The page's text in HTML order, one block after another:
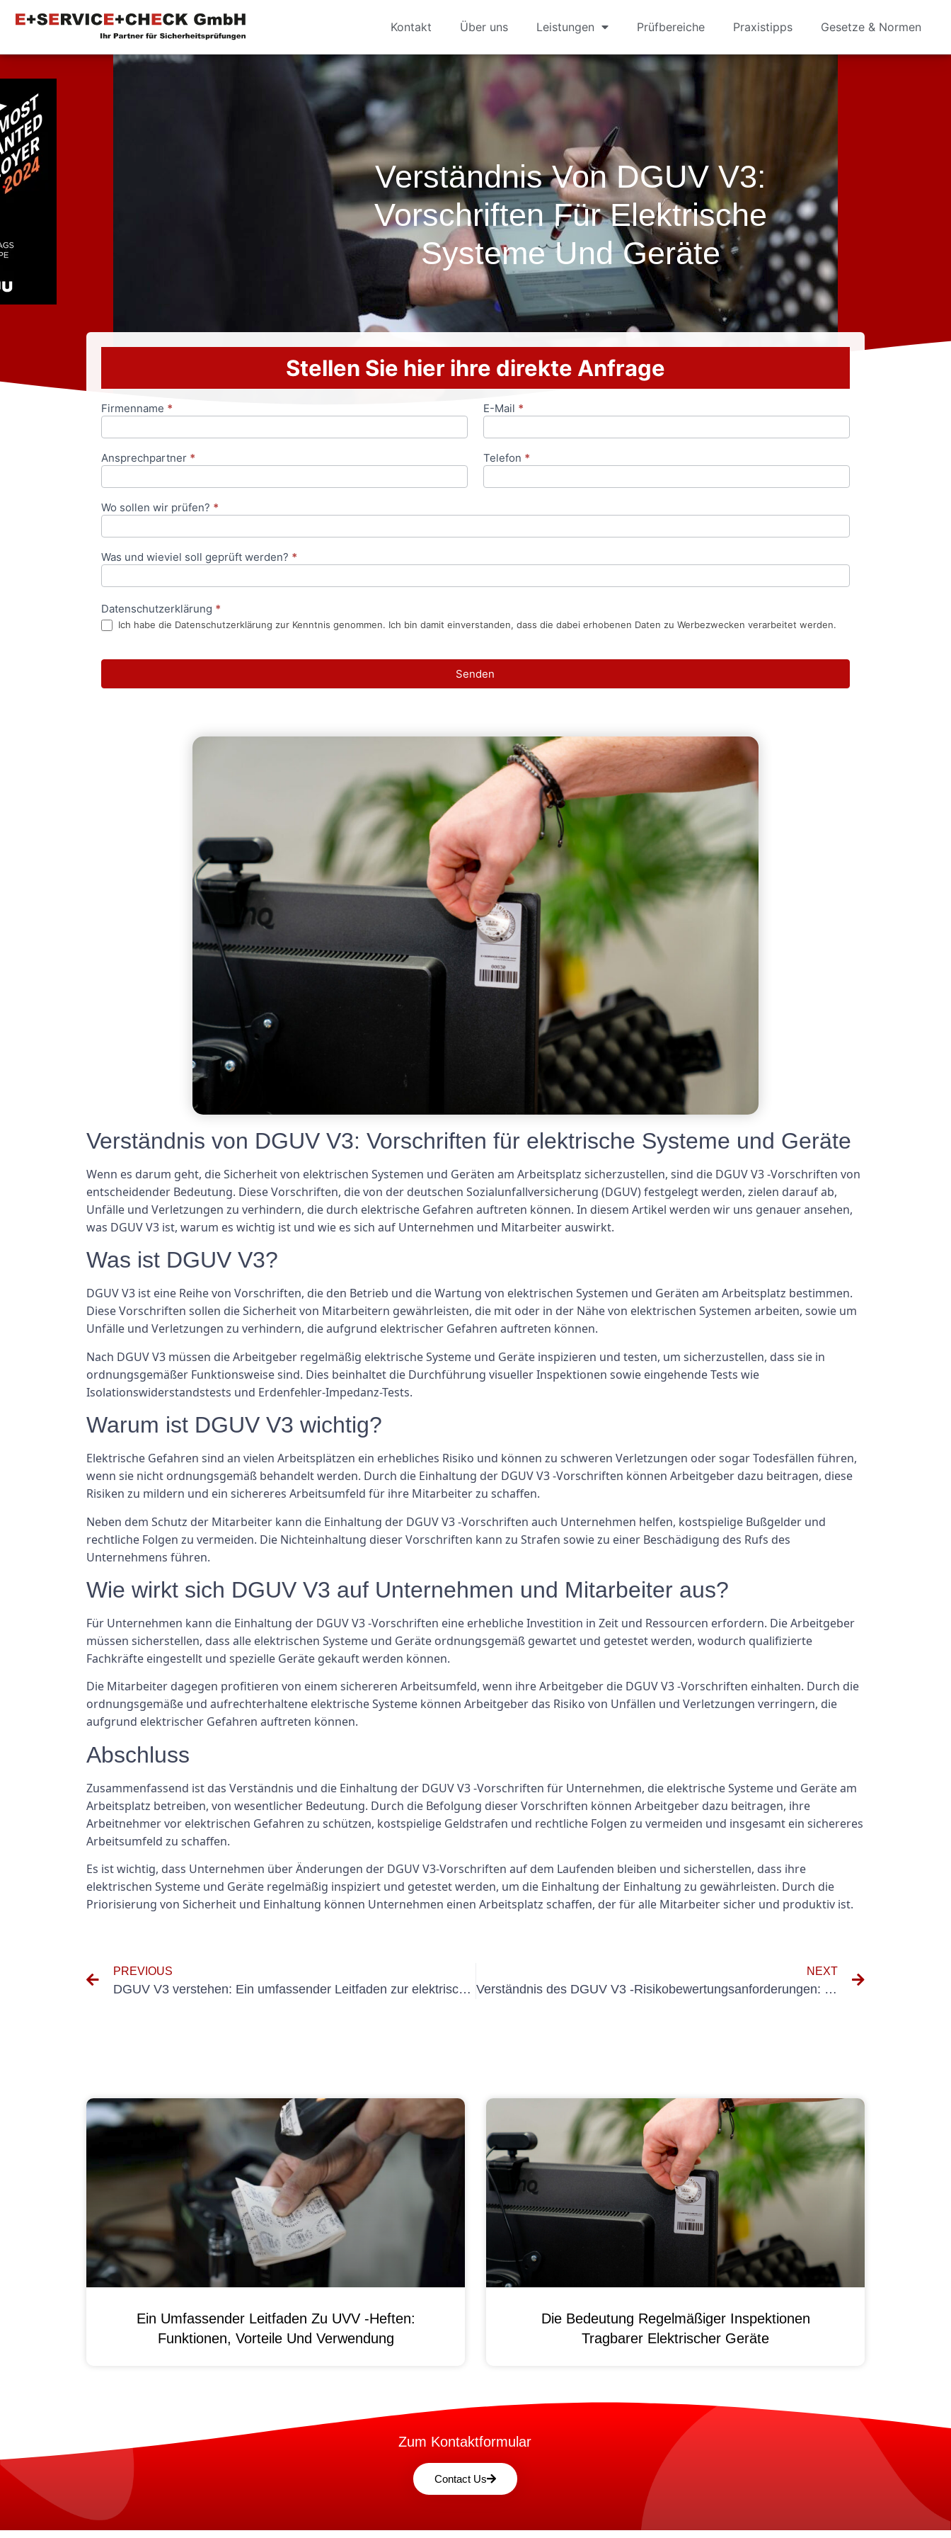
Kontakt Über uns Leistungen Prüfbereiche Praxistipps Gesetze & Normen
Verständnis Von DGUV V3:
Vorschriften Für Elektrische
Systeme Und Geräte
Stellen Sie hier ihre direkte Anfrage
Anfrageformular
Firmenname * E-Mail *
Ansprechpartner * Telefon *
Wo sollen wir prüfen? *
Was und wieviel soll geprüft werden? *
Datenschutzerklärung *
Ich habe die Datenschutzerklärung zur Kenntnis genommen. Ich bin damit einverstanden, dass die dabei erhobenen Daten zu Werbezwecken verarbeitet werden.
Senden
Verständnis von DGUV V3: Vorschriften für elektrische Systeme und Geräte
Wenn es darum geht, die Sicherheit von elektrischen Systemen und Geräten am Arbeitsplatz sicherzustellen, sind die DGUV V3 -Vorschriften von
entscheidender Bedeutung. Diese Vorschriften, die von der deutschen Sozialunfallversicherung (DGUV) festgelegt werden, zielen darauf ab,
Unfälle und Verletzungen zu verhindern, die durch elektrische Gefahren auftreten können. In diesem Artikel werden wir uns genauer ansehen,
was DGUV V3 ist, warum es wichtig ist und wie es sich auf Unternehmen und Mitarbeiter auswirkt.
Was ist DGUV V3?
DGUV V3 ist eine Reihe von Vorschriften, die den Betrieb und die Wartung von elektrischen Systemen und Geräten am Arbeitsplatz bestimmen.
Diese Vorschriften sollen die Sicherheit von Mitarbeitern gewährleisten, die mit oder in der Nähe von elektrischen Systemen arbeiten, sowie um
Unfälle und Verletzungen zu verhindern, die aufgrund elektrischer Gefahren auftreten können.
Nach DGUV V3 müssen die Arbeitgeber regelmäßig elektrische Systeme und Geräte inspizieren und testen, um sicherzustellen, dass sie in
ordnungsgemäßer Funktionsweise sind. Dies beinhaltet die Durchführung visueller Inspektionen sowie eingehende Tests wie
Isolationswiderstandstests und Erdenfehler-Impedanz-Tests.
Warum ist DGUV V3 wichtig?
Elektrische Gefahren sind an vielen Arbeitsplätzen ein erhebliches Risiko und können zu schweren Verletzungen oder sogar Todesfällen führen,
wenn sie nicht ordnungsgemäß behandelt werden. Durch die Einhaltung der DGUV V3 -Vorschriften können Arbeitgeber dazu beitragen, diese
Risiken zu mildern und ein sichereres Arbeitsumfeld für ihre Mitarbeiter zu schaffen.
Neben dem Schutz der Mitarbeiter kann die Einhaltung der DGUV V3 -Vorschriften auch Unternehmen helfen, kostspielige Bußgelder und
rechtliche Folgen zu vermeiden. Die Nichteinhaltung dieser Vorschriften kann zu Strafen sowie zu einer Beschädigung des Rufs des
Unternehmens führen.
Wie wirkt sich DGUV V3 auf Unternehmen und Mitarbeiter aus?
Für Unternehmen kann die Einhaltung der DGUV V3 -Vorschriften eine erhebliche Investition in Zeit und Ressourcen erfordern. Die Arbeitgeber
müssen sicherstellen, dass alle elektrischen Systeme und Geräte ordnungsgemäß gewartet und getestet werden, wodurch qualifizierte
Fachkräfte eingestellt und spezielle Geräte gekauft werden können.
Die Mitarbeiter dagegen profitieren von einem sichereren Arbeitsumfeld, wenn ihre Arbeitgeber die DGUV V3 -Vorschriften einhalten. Durch die
ordnungsgemäße und aufrechterhaltene elektrische Systeme können Arbeitgeber das Risiko von Unfällen und Verletzungen verringern, die
aufgrund elektrischer Gefahren auftreten können.
Abschluss
Zusammenfassend ist das Verständnis und die Einhaltung der DGUV V3 -Vorschriften für Unternehmen, die elektrische Systeme und Geräte am
Arbeitsplatz betreiben, von wesentlicher Bedeutung. Durch die Befolgung dieser Vorschriften können Arbeitgeber dazu beitragen, ihre
Arbeitnehmer vor elektrischen Gefahren zu schützen, kostspielige Geldstrafen und rechtliche Folgen zu vermeiden und insgesamt ein sichereres
Arbeitsumfeld zu schaffen.
Es ist wichtig, dass Unternehmen über Änderungen der DGUV V3-Vorschriften auf dem Laufenden bleiben und sicherstellen, dass ihre
elektrischen Systeme und Geräte regelmäßig inspiziert und getestet werden, um die Einhaltung der Einhaltung zu gewährleisten. Durch die
Priorisierung von Sicherheit und Einhaltung können Unternehmen einen Arbeitsplatz schaffen, der für alle Mitarbeiter sicher und produktiv ist.
PREVIOUS
DGUV V3 verstehen: Ein umfassender Leitfaden zur elektrischen Sicherheit
NEXT
Verständnis des DGUV V3 -Risikobewertungsanforderungen: Ein umfassender Leitfaden
Ein Umfassender Leitfaden Zu UVV -Heften:
Funktionen, Vorteile Und Verwendung
Die Bedeutung Regelmäßiger Inspektionen
Tragbarer Elektrischer Geräte
Zum Kontaktformular
Contact Us